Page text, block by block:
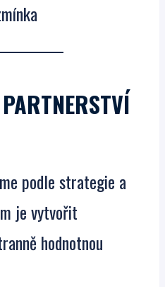
podle strategie a
je vytvořit
hodnotnou